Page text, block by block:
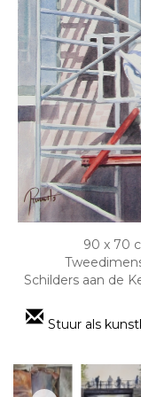
90 x 70
Schilders aan de
Stuur als